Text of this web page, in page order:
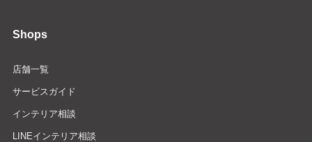
Shops
店舗一覧
サービスガイド
インテリア相談
LINEインテリア相談